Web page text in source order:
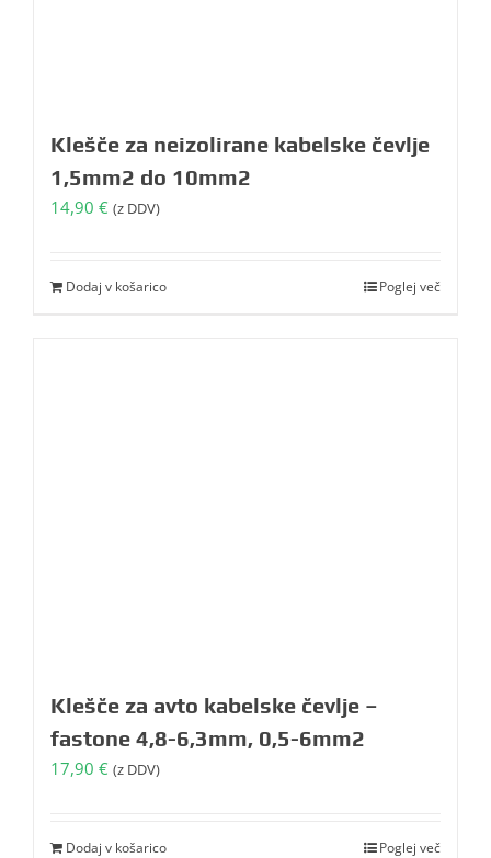
Klešče za neizolirane kabelske čevlje
1,5mm2 do 10mm2
14,90 € (z DDV)
Dodaj v košarico Poglej več
Klešče za avto kabelske čevlje –
fastone 4,8-6,3mm, 0,5-6mm2
17,90 € (z DDV)
Dodaj v košarico Poglej več